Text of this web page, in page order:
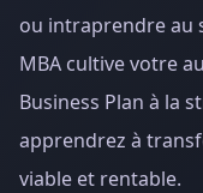
ou intraprendre au
MBA cultive votre
Business Plan à la
apprendrez à
viable et rentable.